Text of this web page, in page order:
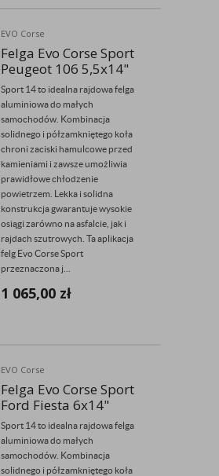
EVO Corse
Felga Evo Corse Sport
Peugeot 106 5,5x14"
Sport 14 to idealna rajdowa felga
aluminiowa do małych
samochodów. Kombinacja
solidnego i półzamkniętego koła
chroni zaciski hamulcowe przed
kamieniami i zawsze umożliwia
prawidłowe chłodzenie
powietrzem. Lekka i solidna
konstrukcja gwarantuje wysokie
osiągi zarówno na asfalcie, jak i
rajdach szutrowych. Ta aplikacja
felg Evo Corse Sport
przeznaczona j...
1 065,00 zł
EVO Corse
Felga Evo Corse Sport
Ford Fiesta 6x14"
Sport 14 to idealna rajdowa felga
aluminiowa do małych
samochodów. Kombinacja
solidnego i półzamkniętego koła